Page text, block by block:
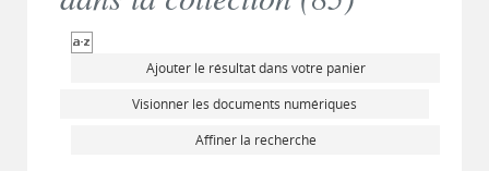
Ajouter le résultat dans votre panier
Visionner les documents numériques
Affiner la recherche